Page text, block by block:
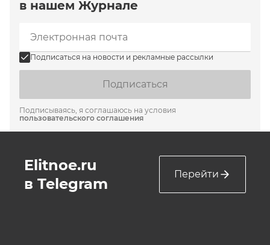
в нашем Журнале
Подписаться на новости и рекламные рассылки
Подписаться
Подписываясь, я соглашаюсь на условия
пользовательского соглашения
Elitnoe.ru
в Telegram
Перейти